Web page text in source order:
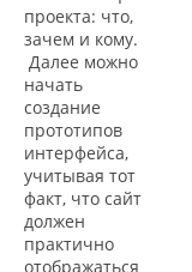
проекта: что,
зачем и кому.
Далее можно
начать
создание
прототипов
интерфейса,
учитывая тот
факт, что сайт
должен
практично
отображаться